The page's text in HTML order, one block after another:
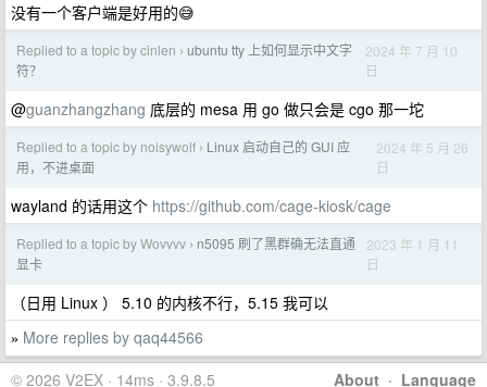
没有一个客户端是好用的😅
Replied to a topic by cinlen › ubuntu tty 上如何显示中文字
符？
2024 年 7 月 10
日
@guanzhangzhang 底层的 mesa 用 go 做只会是 cgo 那一坨
Replied to a topic by noisywolf › Linux 启动自己的 GUI 应
用，不进桌面
2024 年 5 月 26
日
wayland 的话用这个 https://github.com/cage-kiosk/cage
Replied to a topic by Wovvvv › n5095 刷了黑群确无法直通
显卡
2023 年 1 月 11
日
（日用 Linux ） 5.10 的内核不行，5.15 我可以
» More replies by qaq44566
About · Language
© 2026 V2EX · 14ms · 3.9.8.5